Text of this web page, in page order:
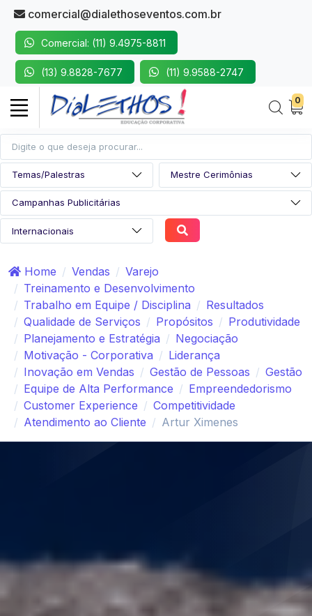
comercial@dialethoseventos.com.br
Comercial: (11) 9.4975-8811
(13) 9.8828-7677 (11) 9.9588-2747
0
Home Vendas
Varejo
Treinamento e Desenvolvimento
Trabalho em Equipe / Disciplina
Resultados
Qualidade de Serviços
Propósitos
Produtividade
Planejamento e Estratégia
Negociação
Motivação - Corporativa
Liderança
Inovação em Vendas
Gestão de Pessoas
Gestão
Equipe de Alta Performance
Empreendedorismo
Customer Experience
Competitividade
Atendimento ao Cliente
Artur Ximenes